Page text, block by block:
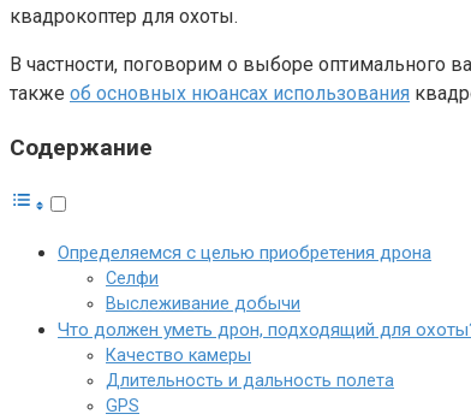
квадрокоптер для охоты.
В частности, поговорим о выборе оптимального
также об основных нюансах использования
Содержание
Определяемся с целью приобретения дрона
Селфи
Выслеживание добычи
Что должен уметь дрон, подходящий для
Качество камеры
Длительность и дальность полета
GPS